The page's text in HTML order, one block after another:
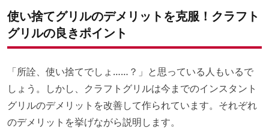
使い捨てグリルのデメリットを克服！クラフト
グリルの良きポイント
「所詮、使い捨てでしょ……？」と思っている人もいるで
しょう。しかし、クラフトグリルは今までのインスタント
グリルのデメリットを改善して作られています。それぞれ
のデメリットを挙げながら説明します。